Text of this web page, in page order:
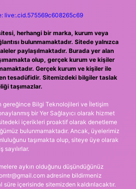
live:.cid.575569c608265c69
herhangi bir marka, kurum veya
bulunmamaktadır. Sitede yalnızca
paylaşılmaktadır. Burada yer alan
olup, gerçek kurum ve kişiler
Gerçek kurum ve kişiler ile
tesadüfidir. Sitemizdeki bilgiler taslak
taşımazlar.
gereğince Bilgi Teknolojileri ve İletişim
bir Yer Sağlayıcı olarak hizmet
içerikleri proaktif olarak denetleme
bulunmamaktadır. Ancak, üyelerimiz
taşımakta olup, siteye üye olarak
sayılırlar.
aykırı olduğunu düşündüğünüz
adresine bildirmeniz
içerisinde sitemizden kaldırılacaktır.